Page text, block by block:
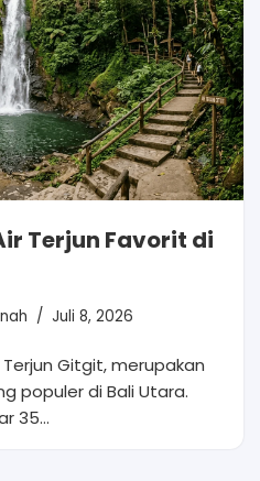
Terjun Favorit di
Juli 8, 2026
Gitgit, merupakan
populer di Bali Utara.
35…